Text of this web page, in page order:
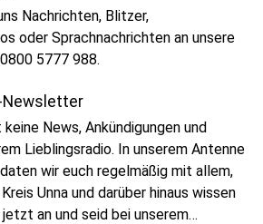
Nachrichten, Blitzer,
oder Sprachnachrichten an unsere
5777 988.
Newsletter
News, Ankündigungen und
Lieblingsradio. In unserem Antenne
wir euch regelmäßig mit allem,
Unna und darüber hinaus wissen
an und seid bei unserem